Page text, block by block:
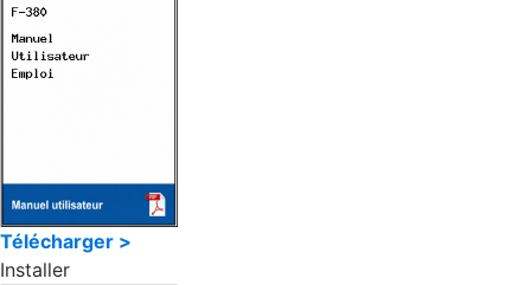
Télécharger >
Installer